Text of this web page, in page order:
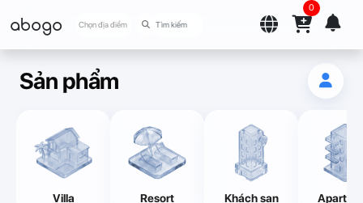
abogo Chọn địa điểm
0
Sản phẩm
Villa Resort Khách sạn